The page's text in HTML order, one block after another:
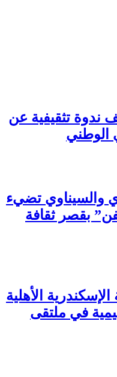
ندوة تثقيفية عن
الوطني
والسيناوي تضيء
بقصر ثقافة
الأهلية
في ملتقى